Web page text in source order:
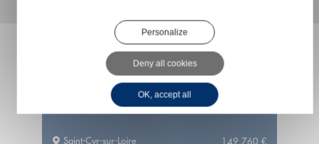
APPARTEMENT T2 RÉNOVÉ AVEC GARAGE
Saint-Cyr-sur-Loire 149 760 €
Personalize
Deny all cookies
OK, accept all